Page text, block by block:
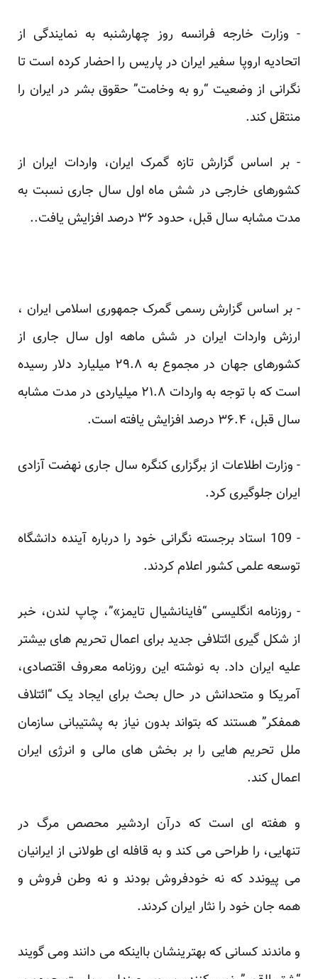
‏- وزارت خارجه فرانسه روز چهارشنبه به نمایندگی از
اتحادیه اروپا سفیر ایران در پاریس را احضار کرده است تا
‏نگرانی از وضعیت “رو به وخامت” حقوق بشر در ایران را
منتقل کند.‏
‏- بر اساس گزارش تازه گمرک ایران، واردات ایران از
کشورهای خارجی در شش ماه اول سال جاری نسبت به
مدت ‏مشابه سال قبل، حدود ۳۶ درصد افزایش یافت..‏
‏- بر اساس گزارش رسمی گمرک جمهوری اسلامی ایران ،
ارزش واردات ایران در شش ماهه اول سال جاری از
‏کشورهای جهان در مجموع به ۲۹.۸ میلیارد دلار رسیده
است که با توجه به واردات ۲۱.۸ میلیاردی در مدت مشابه
‏سال قبل، ۳۶.۴ درصد افزایش یافته است.‏
‏- وزارت اطلاعات از برگزاری کنگره سال جاری نهضت آزادی
ایران جلوگیری کرد.‏
‏- 109‏‎ ‎استاد برجسته نگرانی خود را درباره‎ ‎آینده دانشگاه
توسعه علمی کشور اعلام کردند.‏
‏- روزنامه انگلیسی “فاینانشیال تایمز»”، چاپ لندن، خبر
از شکل گیری ائتلافی جدید برای اعمال تحریم های بیشتر
‏علیه ایران داد. به نوشته این روزنامه معروف اقتصادی،
آمریکا و متحدانش در حال بحث برای ایجاد یک “ائتلاف
‏همفکر” هستند که بتواند بدون نیاز به پشتیبانی سازمان
ملل تحریم هایی را بر بخش های مالی و انرژی ایران
اعمال ‏کند.‏
و هفته ای است که درآن اردشیر محصص مرگ در
تنهایی، را طراحی می کند و به قافله ای طولانی از ایرانیان
می ‏پیوندد که نه خودفروش بودند و نه وطن فروش و
همه جان خود را نثار ایران کردند.‏
و ماندند کسانی که بهترینشان بااینکه می دانند ومی گویند